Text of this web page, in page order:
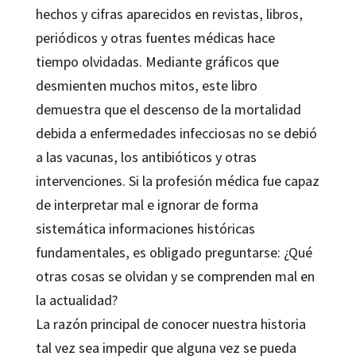
hechos y cifras aparecidos en revistas, libros,
periódicos y otras fuentes médicas hace
tiempo olvidadas. Mediante gráficos que
desmienten muchos mitos, este libro
demuestra que el descenso de la mortalidad
debida a enfermedades infecciosas no se debió
a las vacunas, los antibióticos y otras
intervenciones. Si la profesión médica fue capaz
de interpretar mal e ignorar de forma
sistemática informaciones históricas
fundamentales, es obligado preguntarse: ¿Qué
otras cosas se olvidan y se comprenden mal en
la actualidad?
La razón principal de conocer nuestra historia
tal vez sea impedir que alguna vez se pueda